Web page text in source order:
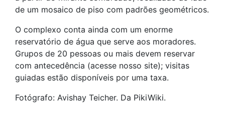
de um mosaico de piso com padrões geométricos.
O complexo conta ainda com um enorme
reservatório de água que serve aos moradores.
Grupos de 20 pessoas ou mais devem reservar
com antecedência (acesse nosso site); visitas
guiadas estão disponíveis por uma taxa.
Fotógrafo: Avishay Teicher. Da PikiWiki.